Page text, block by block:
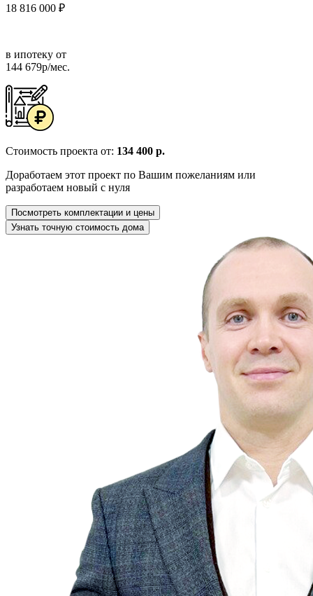
18 816 000 ₽
в ипотеку от
144 679р/мес.
Стоимость проекта от: 134 400 р.
Доработаем этот проект по Вашим пожеланиям или
разработаем новый с нуля
Посмотреть комплектации и цены
Узнать точную стоимость дома